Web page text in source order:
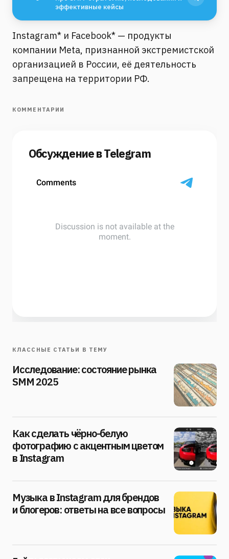
эффективные кейсы
Instagram* и Facebook* — продукты
компании Meta, признанной экстремистской
организацией в России, её деятельность
запрещена на территории РФ.
КОММЕНТАРИИ
Обсуждение в Telegram
КЛАССНЫЕ СТАТЬИ В ТЕМУ
Исследование: состояние рынка
SMM 2025
Как сделать чёрно-белую
фотографию с акцентным цветом
в Instagram
Музыка в Instagram для брендов
и блогеров: ответы на все вопросы